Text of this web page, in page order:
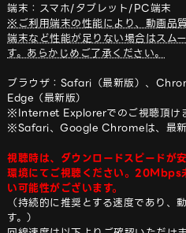
※ご利用端末の性能により、動画品
端末など性能が足りない場合はスム
す。あらかじめご了承ください。
ブラウザ：Safari（最新版）、
Edge（最新版）
※Internet Explorerでのご視聴頂け
※Safari、Google Chromeは、最新
視聴時は、ダウンロードスピード
環境にてご視聴ください。20Mbps
い可能性がございます。
（持続的に推奨とする速度であり、
す。）